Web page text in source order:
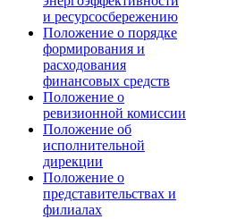
и ресурсосбережению
Положение о порядке
формирования и
расходования
финансовых средств
Положение о
ревизионной комиссии
Положение об
исполнительной
дирекции
Положение о
представительствах и
филиалах